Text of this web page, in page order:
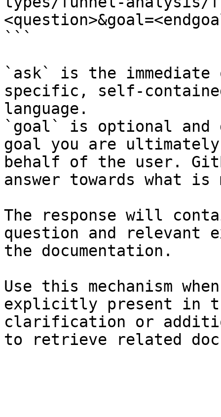
```
`ask` is the
specific, self-
language.
`goal` is optional and
goal you are
behalf of the user.
answer towards what
The response will
question and relevant
the documentation.
Use this mechanism
explicitly present in
clarification or